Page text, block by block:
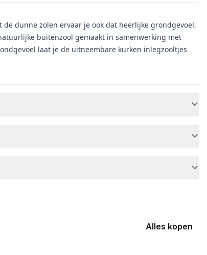
dunne zolen ervaar je ook dat heerlijke grondgevoel.
buitenzool gemaakt in samenwerking met
laat je de uitneembare kurken inlegzooltjes
Alles kopen